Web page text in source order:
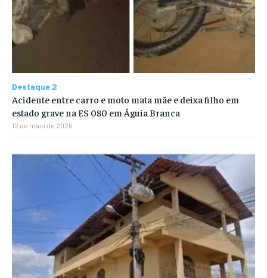
Destaque 2
Acidente entre carro e moto mata mãe e deixa filho em
estado grave na ES 080 em Águia Branca
12 de maio de 2025